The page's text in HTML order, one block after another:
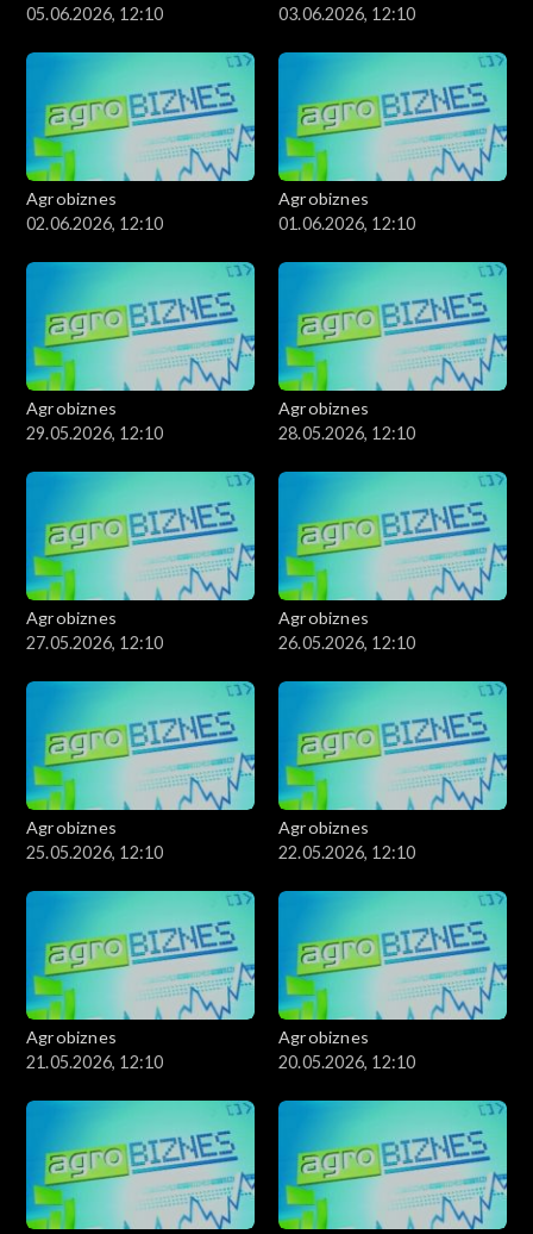
05.06.2026, 12:10
03.06.2026, 12:10
Agrobiznes
02.06.2026, 12:10
Agrobiznes
01.06.2026, 12:10
Agrobiznes
29.05.2026, 12:10
Agrobiznes
28.05.2026, 12:10
Agrobiznes
27.05.2026, 12:10
Agrobiznes
26.05.2026, 12:10
Agrobiznes
25.05.2026, 12:10
Agrobiznes
22.05.2026, 12:10
Agrobiznes
21.05.2026, 12:10
Agrobiznes
20.05.2026, 12:10